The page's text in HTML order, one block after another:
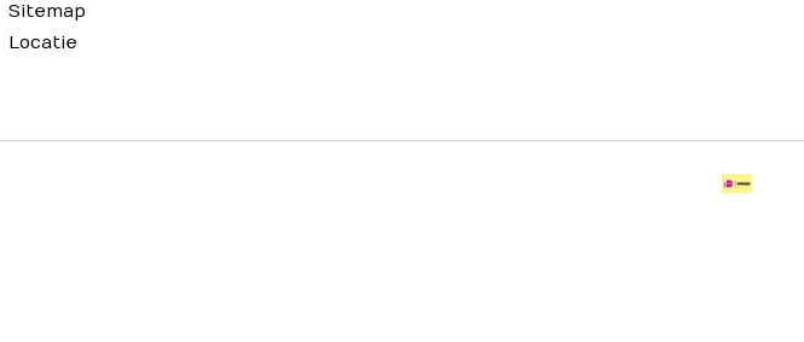
Sitemap
Locatie